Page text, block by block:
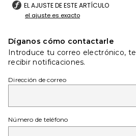
EL AJUSTE DE ESTE ARTÍCULO
el ajuste es exacto
Díganos cómo contactarle
Introduce tu correo electrónico,
recibir notificaciones.
Dirección de correo
Número de teléfono